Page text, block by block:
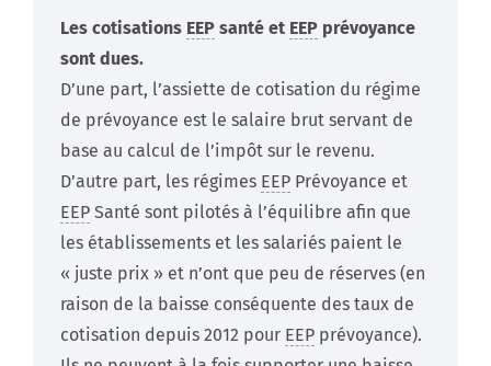
Les cotisations EEP santé et EEP prévoyance
sont dues.
D’une part, l’assiette de cotisation du régime
de prévoyance est le salaire brut servant de
base au calcul de l’impôt sur le revenu.
D’autre part, les régimes EEP Prévoyance et
EEP Santé sont pilotés à l’équilibre afin que
les établissements et les salariés paient le
« juste prix » et n’ont que peu de réserves (en
raison de la baisse conséquente des taux de
cotisation depuis 2012 pour EEP prévoyance).